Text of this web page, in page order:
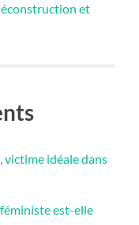
et
victime idéale dans
est-elle